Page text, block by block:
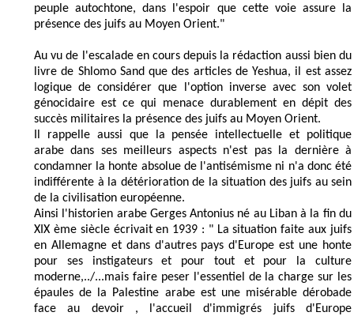
peuple autochtone, dans l'espoir que cette voie assure la
présence des juifs au Moyen Orient."
Au vu de l'escalade en cours depuis la rédaction aussi bien du
livre de Shlomo Sand que des articles de Yeshua, il est assez
logique de considérer que l'option inverse avec son volet
génocidaire est ce qui menace durablement en dépit des
succès militaires la présence des juifs au Moyen Orient.
Il rappelle aussi que la pensée intellectuelle et politique
arabe dans ses meilleurs aspects n'est pas la dernière à
condamner la honte absolue de l'antisémisme ni n'a donc été
indifférente à la détérioration de la situation des juifs au sein
de la civilisation européenne.
Ainsi l'historien arabe Gerges Antonius né au Liban à la fin du
XIX ème siècle écrivait en 1939 : " La situation faite aux juifs
en Allemagne et dans d'autres pays d'Europe est une honte
pour ses instigateurs et pour tout et pour la culture
moderne,../...mais faire peser l'essentiel de la charge sur les
épaules de la Palestine arabe est une misérable dérobade
face au devoir , l'accueil d'immigrés juifs d'Europe